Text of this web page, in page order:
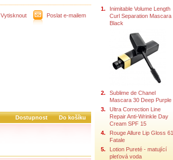
Vytisknout Poslat e-mailem
Dostupnost Do košíku
1.
Inimitable Volume Length
Curl Separation Mascara
Black
2.
Sublime de Chanel
Mascara 30 Deep Purple
3.
Ultra Correction Line
Repair Anti-Wrinkle Day
Cream SPF 15
4.
Rouge Allure Lip Gloss 61
Fatale
5.
Lotion Pureté - matující
pleťová voda